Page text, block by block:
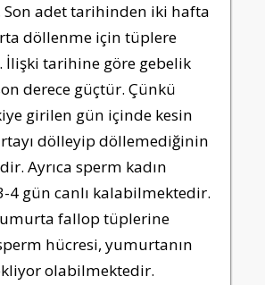
adet tarihinden iki hafta
döllenme için tüplere
İlişki tarihine göre gebelik
derece güçtür. Çünkü
girilen gün içinde kesin
dölleyip döllemediğinin
Ayrıca sperm kadın
4 gün canlı kalabilmektedir.
fallop tüplerine
hücresi, yumurtanın
olabilmektedir.